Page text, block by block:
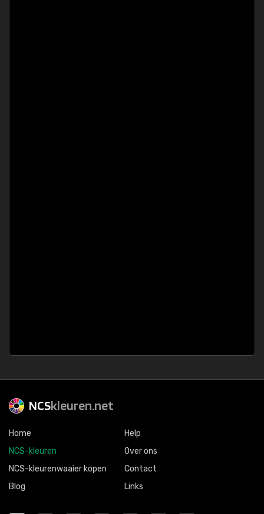
NCSkleuren.net
Home
NCS-kleuren
NCS-kleurenwaaier kopen
Blog
Help
Over ons
Contact
Links